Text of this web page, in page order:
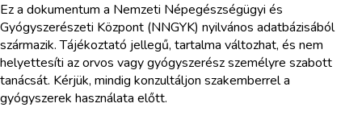
Ez a dokumentum a Nemzeti Népegészségügyi és
Gyógyszerészeti Központ (NNGYK) nyilvános adatbázisából
származik. Tájékoztató jellegű, tartalma változhat, és nem
helyettesíti az orvos vagy gyógyszerész személyre szabott
tanácsát. Kérjük, mindig konzultáljon szakemberrel a
gyógyszerek használata előtt.